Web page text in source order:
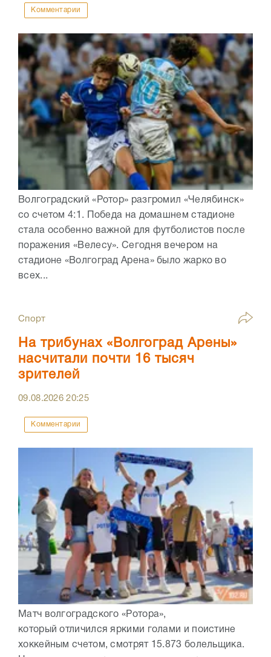
Комментарии
Волгоградский «Ротор» разгромил «Челябинск»
со счетом 4:1. Победа на домашнем стадионе
стала особенно важной для футболистов после
поражения «Велесу». Сегодня вечером на
стадионе «Волгоград Арена» было жарко во
всех...
Спорт
На трибунах «Волгоград Арены»
насчитали почти 16 тысяч
зрителей
09.08.202620:25
Комментарии
Матч волгоградского «Ротора»,
который отличился яркими голами и поистине
хоккейным счетом, смотрят 15.873 болельщика.